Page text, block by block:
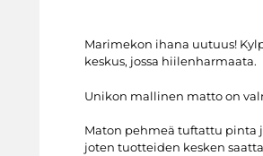
Marimekon ihana uutuus!
keskus, jossa hiilenharmaata.
Unikon mallinen matto on
Maton pehmeä tuftattu pinta
joten tuotteiden kesken